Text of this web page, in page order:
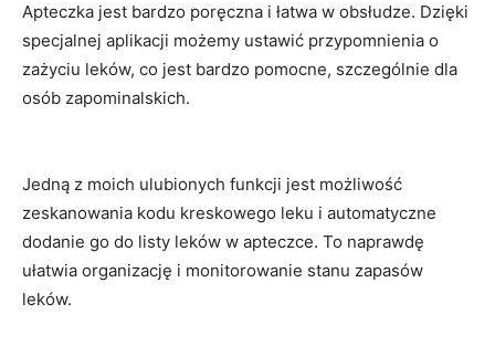
Apteczka jest bardzo poręczna i łatwa ‍w obsłudze. Dzięki
specjalnej aplikacji możemy ustawić przypomnienia o
zażyciu ​leków, ⁢co⁤ jest bardzo ‍pomocne,​ szczególnie dla
osób zapominalskich.
Jedną z ​moich ulubionych⁤ funkcji jest możliwość
zeskanowania kodu kreskowego leku i automatyczne​
dodanie go ‌do ‌listy⁤ leków ⁣w apteczce. To naprawdę
ułatwia​ organizację‍ i ⁢monitorowanie⁢ stanu ‍zapasów⁣
leków.